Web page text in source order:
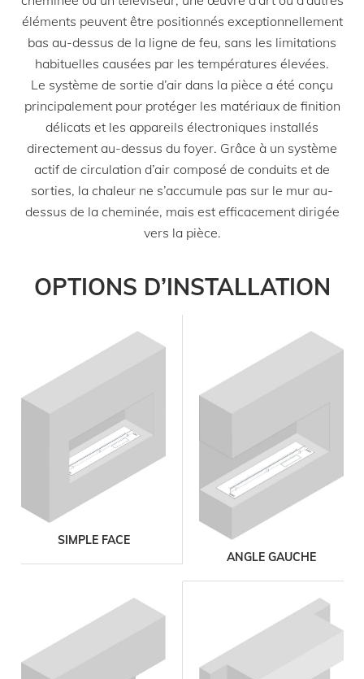
éléments peuvent être positionnés exceptionnellement
bas au-dessus de la ligne de feu, sans les limitations
habituelles causées par les températures élevées.
Le système de sortie d’air dans la pièce a été conçu
principalement pour protéger les matériaux de finition
délicats et les appareils électroniques installés
directement au-dessus du foyer. Grâce à un système
actif de circulation d’air composé de conduits et de
sorties, la chaleur ne s’accumule pas sur le mur au-
dessus de la cheminée, mais est efficacement dirigée
vers la pièce.
OPTIONS D’INSTALLATION
SIMPLE FACE
ANGLE GAUCHE